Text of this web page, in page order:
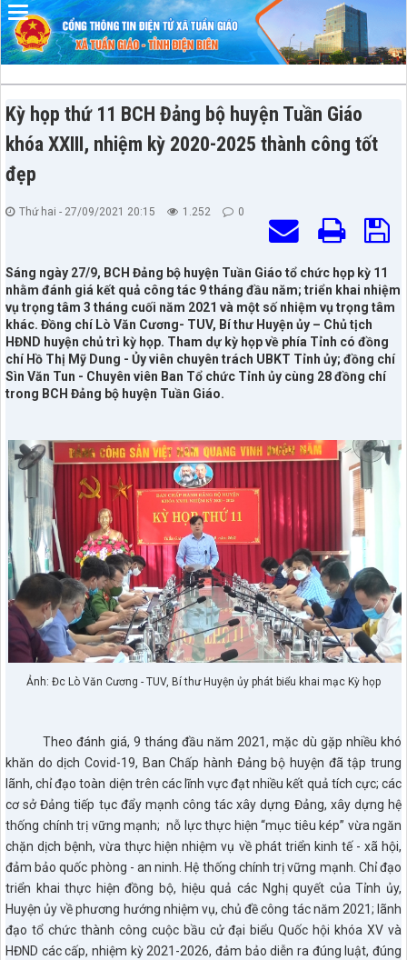
Kỳ họp thứ 11 BCH Đảng bộ huyện Tuần Giáo
khóa XXIII, nhiệm kỳ 2020-2025 thành công tốt
đẹp
Thứ hai - 27/09/2021 20:15 1.252 0
Sáng ngày 27/9, BCH Đảng bộ huyện Tuần Giáo tổ chức họp kỳ 11
nhằm đánh giá kết quả công tác 9 tháng đầu năm; triển khai nhiệm
vụ trọng tâm 3 tháng cuối năm 2021 và một số nhiệm vụ trọng tâm
khác. Đồng chí Lò Văn Cương- TUV, Bí thư Huyện ủy – Chủ tịch
HĐND huyện chủ trì kỳ họp. Tham dự kỳ họp về phía Tỉnh có đồng
chí Hồ Thị Mỹ Dung - Ủy viên chuyên trách UBKT Tỉnh ủy; đồng chí
Sìn Văn Tun - Chuyên viên Ban Tổ chức Tỉnh ủy cùng 28 đồng chí
trong BCH Đảng bộ huyện Tuần Giáo.
Ảnh: Đc Lò Văn Cương - TUV, Bí thư Huyện ủy phát biểu khai mạc Kỳ họp
Theo đánh giá, 9 tháng đầu năm 2021, mặc dù gặp nhiều khó
khăn do dịch Covid-19, Ban Chấp hành Đảng bộ huyện đã tập trung
lãnh, chỉ đạo toàn diện trên các lĩnh vực đạt nhiều kết quả tích cực; các
cơ sở Đảng tiếp tục đẩy mạnh công tác xây dựng Đảng, xây dựng hệ
thống chính trị vững mạnh; nỗ lực thực hiện “mục tiêu kép” vừa ngăn
chặn dịch bệnh, vừa thực hiện nhiệm vụ về phát triển kinh tế - xã hội,
đảm bảo quốc phòng - an ninh. Hệ thống chính trị vững mạnh. Chỉ đạo
triển khai thực hiện đồng bộ, hiệu quả các Nghị quyết của Tỉnh ủy,
Huyện ủy về phương hướng nhiệm vụ, chủ đề công tác năm 2021; lãnh
đạo tổ chức thành công cuộc bầu cử đại biểu Quốc hội khóa XV và
HĐND các cấp, nhiệm kỳ 2021-2026, đảm bảo diễn ra đúng luật, đúng
Đã kết nối EMC